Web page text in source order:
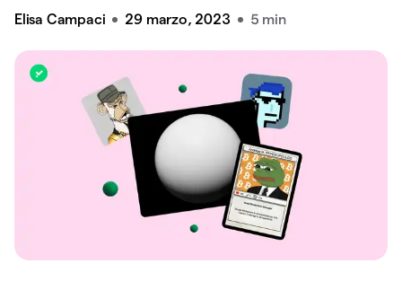
Elisa Campaci 29 marzo, 2023 5 min